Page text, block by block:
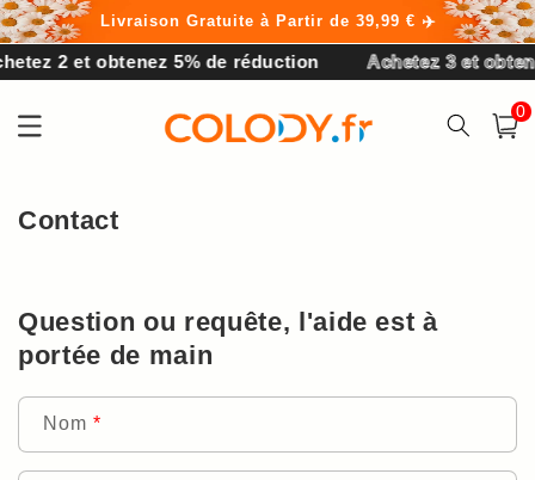
et
passer
au
contenu
Livraison Gratuite à Partir de 39,99 € ✈️
2 et obtenez 5% de réduction Achetez 3 et
Panier
0
0
Contact
Question ou requête, l'aide est à
portée de main
Nom *